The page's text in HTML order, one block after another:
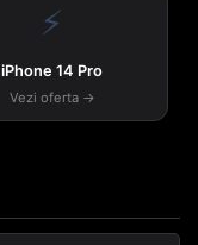
⚡
iPhone 14 Pro
Vezi oferta →